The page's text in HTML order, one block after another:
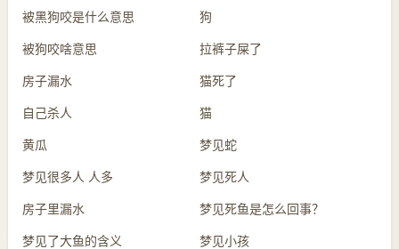
被黑狗咬是什么意思 狗
被狗咬啥意思 拉裤子屎了
房子漏水 猫死了
自己杀人 猫
黄瓜 梦见蛇
梦见很多人 人多 梦见死人
房子里漏水 梦见死鱼是怎么回事？
梦见了大鱼的含义 梦见小孩